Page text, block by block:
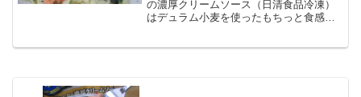
の濃厚クリームソース（日清食品冷凍）
はデュラム小麦を使ったもちっと食感の